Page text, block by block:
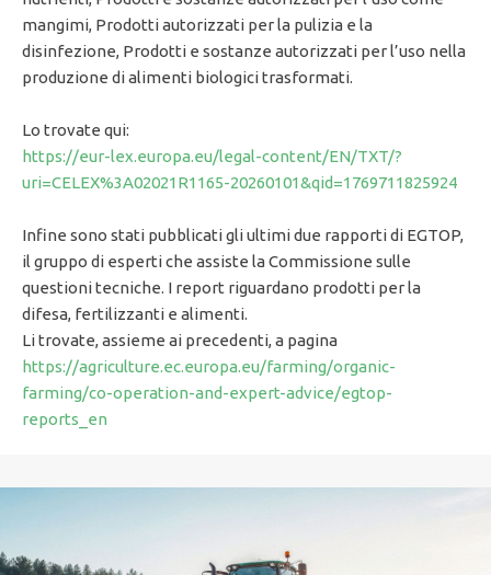
mangimi, Prodotti autorizzati per la pulizia e la
disinfezione, Prodotti e sostanze autorizzati per l’uso nella
produzione di alimenti biologici trasformati.
Lo trovate qui:
https://eur-lex.europa.eu/legal-content/EN/TXT/?
uri=CELEX%3A02021R1165-20260101&qid=1769711825924
Infine sono stati pubblicati gli ultimi due rapporti di EGTOP,
il gruppo di esperti che assiste la Commissione sulle
questioni tecniche. I report riguardano prodotti per la
difesa, fertilizzanti e alimenti.
Li trovate, assieme ai precedenti, a pagina
https://agriculture.ec.europa.eu/farming/organic-
farming/co-operation-and-expert-advice/egtop-
reports_en